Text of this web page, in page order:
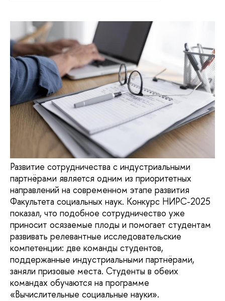
Развитие сотрудничества с индустриальными
партнёрами является одним из приоритетных
направлений на современном этапе развития
Факультета социальных наук. Конкурс НИРС-2025
показал, что подобное сотрудничество уже
приносит осязаемые плоды и помогает студентам
развивать релевантные исследовательские
компетенции: две команды студентов,
поддержанные индустриальными партнёрами,
заняли призовые места. Студенты в обеих
командах обучаются на программе
«Вычислительные социальные науки».